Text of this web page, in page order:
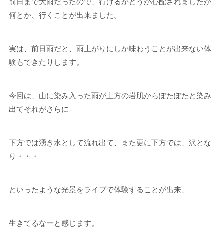
前日まで大雨だったので、行けるかどうか心配されましたが
何とか、行くことが出来ました。
実は、前日雨だと、雨上がりにしか味わうことが出来ない体
験もできたりします。
今回は、山に染み入った雨が上方の岩肌からぽたぽたと染み
出てそれがさらに
下方では湧き水として流れ出て、また更に下方では、沢とな
り・・・
といったような光景をライブで体験することが出来、
生きてるなーと感じます。